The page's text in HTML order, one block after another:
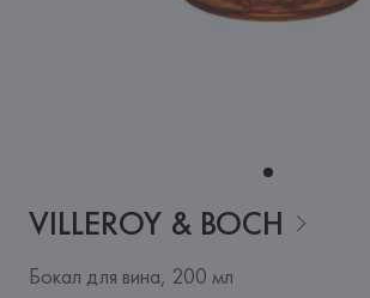
VILLEROY & BOCH
Бокал для вина, 200 мл